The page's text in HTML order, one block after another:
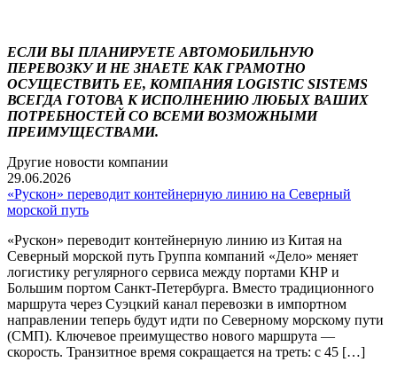
ЕСЛИ ВЫ ПЛАНИРУЕТЕ АВТОМОБИЛЬНУЮ
ПЕРЕВОЗКУ И НЕ ЗНАЕТЕ КАК ГРАМОТНО
ОСУЩЕСТВИТЬ ЕЕ, КОМПАНИЯ LOGISTIC SISTEMS
ВСЕГДА ГОТОВА К ИСПОЛНЕНИЮ ЛЮБЫХ ВАШИХ
ПОТРЕБНОСТЕЙ СО ВСЕМИ ВОЗМОЖНЫМИ
ПРЕИМУЩЕСТВАМИ.
Другие новости компании
29.06.2026
«Рускон» переводит контейнерную линию на Северный
морской путь
«Рускон» переводит контейнерную линию из Китая на
Северный морской путь Группа компаний «Дело» меняет
логистику регулярного сервиса между портами КНР и
Большим портом Санкт-Петербурга. Вместо традиционного
маршрута через Суэцкий канал перевозки в импортном
направлении теперь будут идти по Северному морскому пути
(СМП). Ключевое преимущество нового маршрута —
скорость. Транзитное время сокращается на треть: с 45 […]